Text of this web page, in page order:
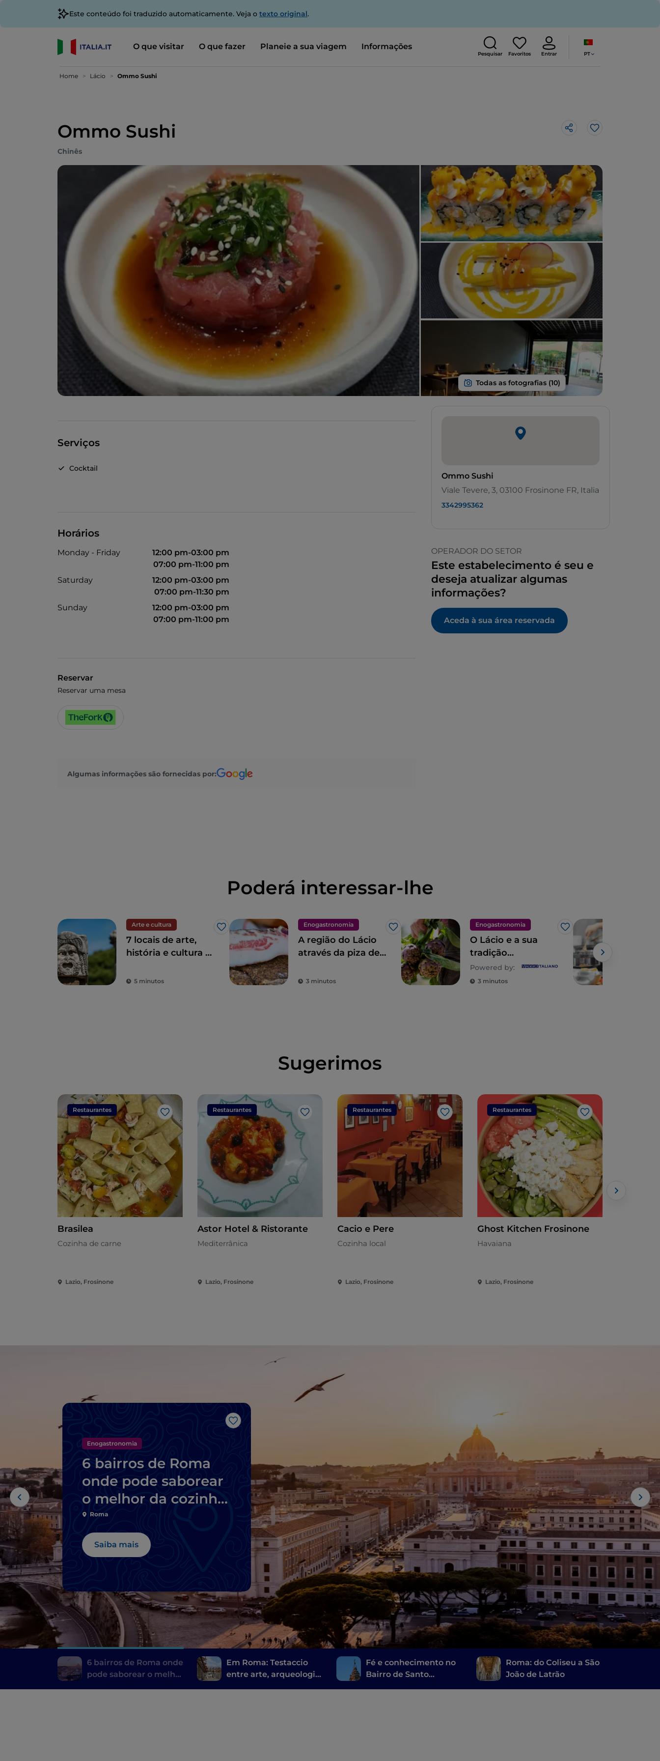
Este conteúdo foi traduzido automaticamente. Veja o texto original.
O que visitar O que fazer Planeie a sua viagem Informações
Pesquisar Favoritos Entrar PT
Home Lácio Ommo Sushi
Ommo Sushi Gosto
Chinês
Serviços
Cocktail
Horários
Monday - Friday
12:00 pm-03:00 pm
07:00 pm-11:00 pm
Saturday
12:00 pm-03:00 pm
07:00 pm-11:30 pm
Sunday
12:00 pm-03:00 pm
07:00 pm-11:00 pm
Reservar
Reservar uma mesa
Algumas informações são fornecidas por:
Ommo Sushi
Viale Tevere, 3, 03100 Frosinone FR, Italia
3342995362
OPERADOR DO SETOR
Este estabelecimento é seu e
deseja atualizar algumas
informações?
Aceda à sua área reservada
Poderá interessar-lhe
Arte e cultura
Gosto
7 locais de arte,
história e cultura a
5 minutos
Enogastronomia
Gosto
A região do Lácio
através da piza de
3 minutos
Enogastronomia
Gosto
O Lácio e a sua
tradição
gastronómica
popular, uma
Powered by:
3 minutos
Sugerimos
Restaurantes
Gosto
Brasilea
Cozinha de carne
Lazio, Frosinone
Restaurantes
Gosto
Astor Hotel & Ristorante
Mediterrânica
Lazio, Frosinone
Restaurantes
Gosto
Cacio e Pere
Cozinha local
Lazio, Frosinone
Restaurantes
Gosto
Ghost Kitchen Frosinone
Havaiana
Lazio, Frosinone
Gosto
Enogastronomia
6 bairros de Roma
onde pode saborear
o melhor da cozinha
típica
Roma
Saiba mais
6 bairros de Roma onde
pode saborear o melhor
Em Roma: Testaccio
entre arte, arqueologia
Fé e conhecimento no
Bairro de Santo
Roma: do Coliseu a São
João de Latrão